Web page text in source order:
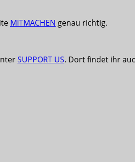
MITMACHEN genau richtig.
SUPPORT US. Dort findet ihr